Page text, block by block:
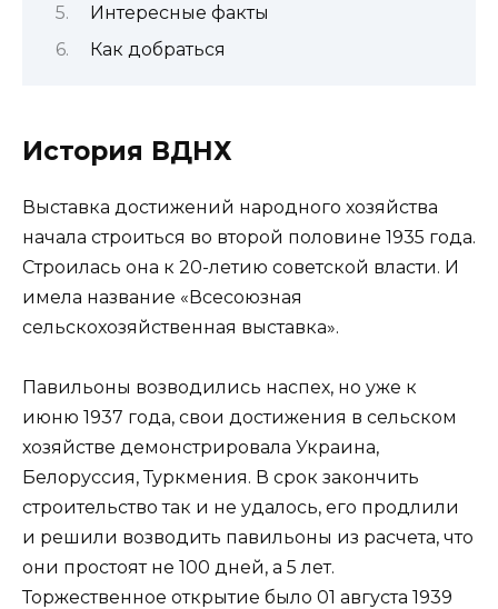
Интересные факты
Как добраться
История ВДНХ
Выставка достижений народного хозяйства
начала строиться во второй половине 1935 года.
Строилась она к 20-летию советской власти. И
имела название «Всесоюзная
сельскохозяйственная выставка».
Павильоны возводились наспех, но уже к
июню 1937 года, свои достижения в сельском
хозяйстве демонстрировала Украина,
Белоруссия, Туркмения. В срок закончить
строительство так и не удалось, его продлили
и решили возводить павильоны из расчета, что
они простоят не 100 дней, а 5 лет.
Торжественное открытие было 01 августа 1939